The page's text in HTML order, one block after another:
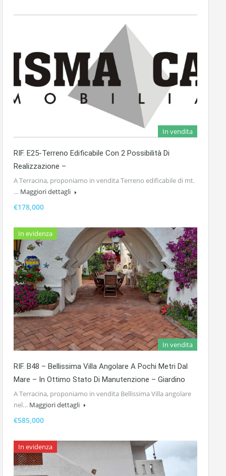
In vendita
RIF. E25-Terreno Edificabile Con 2 Possibilità Di
Realizzazione –
A Terracina, proponiamo in vendita Terreno edificabile di mt.
… Maggiori dettagli
€178,000
In evidenza
In vendita
RIF. B48 – Bellissima Villa Angolare A Pochi Metri Dal
Mare – In Ottimo Stato Di Manutenzione – Giardino
A Terracina, proponiamo in vendita Bellissima Villa angolare
nel… Maggiori dettagli
€585,000
In evidenza